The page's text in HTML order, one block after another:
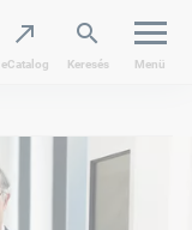
eCatalog Keresés Menü